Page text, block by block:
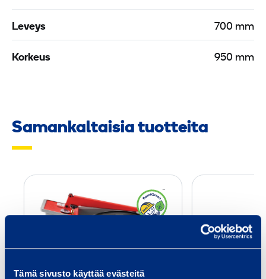
Tämä sivusto käyttää evästeitä
Leveys 700 mm
Korkeus 950 mm
Samankaltaisia tuotteita
o
e
a